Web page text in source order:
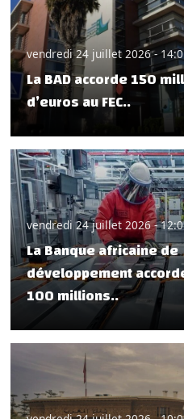
vendredi 24 juillet 2026 -
La BAD accorde 150
d’euros au FEC..
vendredi 24 juillet 2026 -
La Banque africaine de
développement
100 millions..